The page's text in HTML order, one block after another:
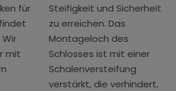
für
mit
Steifigkeit und Sicherheit
zu erreichen. Das
Montageloch des
Schlosses ist mit einer
Schalenversteifung
verstärkt, die verhindert,